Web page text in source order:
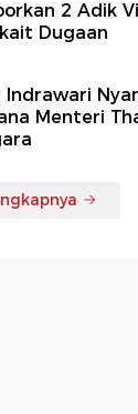
2 Adik
Dugaan
Indrawari
Menteri